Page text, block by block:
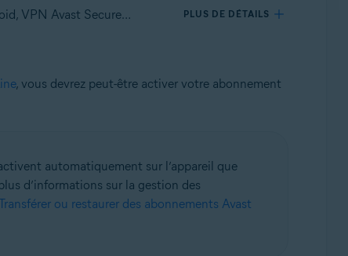
S’applique à VPN Avast SecureLine pour Windows, VPN Avast SecureLine pour Mac, VPN Avast SecureLine pour Android, VPN Avast SecureLine pour iOS PLUS DE DÉTAILS
, vous devrez peut-être activer votre abonnement
automatiquement sur l’appareil que
d’informations sur la gestion des
ou restaurer des abonnements Avast